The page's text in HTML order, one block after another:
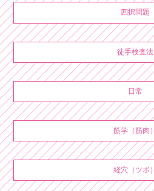
四択問題
徒手検査法
日常
筋学（筋肉）
経穴（ツボ）